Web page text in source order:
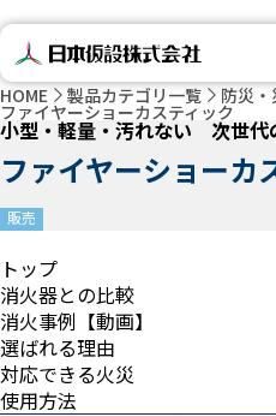
HOME 製品カテゴリ一覧 防災
ファイヤーショーカスティック
小型・軽量・汚れない 次世代
ファイヤーショーカ
販売
トップ
消火器との比較
消火事例【動画】
選ばれる理由
対応できる火災
使用方法